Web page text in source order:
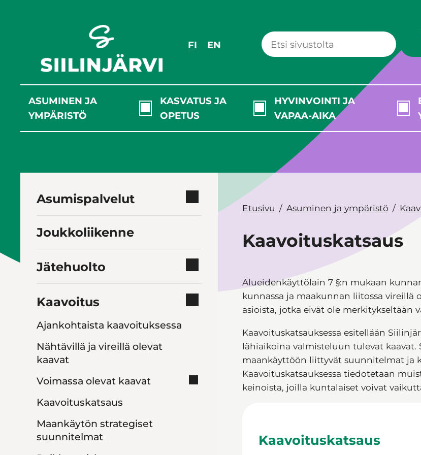
FI EN
ASUMINEN JA
YMPÄRISTÖ
KASVATUS JA
OPETUS
HYVINVOINTI JA
VAPAA-AIKA
Asumispalvelut
Joukkoliikenne
Jätehuolto
Kaavoitus
Ajankohtaista kaavoituksessa
Nähtävillä ja vireillä olevat
kaavat
Voimassa olevat kaavat
Kaavoituskatsaus
Maankäytön strategiset
suunnitelmat
Etusivu Asuminen ja ympäristö
Kaavoituskatsaus
Alueidenkäyttölain 7 §:n mukaan
kunnassa ja maakunnan liitossa vireillä
asioista, jotka eivät ole merkitykseltään
Kaavoituskatsauksessa esitellään
lähiaikoina valmisteluun tulevat
maankäyttöön liittyvät suunnitelmat ja
Kaavoituskatsauksessa tiedotetaan
keinoista, joilla kuntalaiset voivat
Kaavoituskatsaus